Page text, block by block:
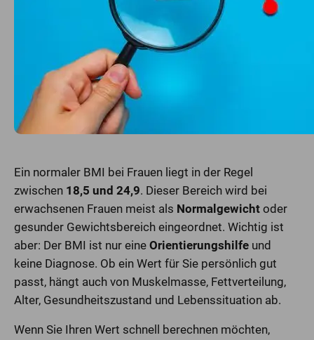
Ein normaler BMI bei Frauen liegt in der Regel
zwischen 18,5 und 24,9. Dieser Bereich wird bei
erwachsenen Frauen meist als Normalgewicht oder
gesunder Gewichtsbereich eingeordnet. Wichtig ist
aber: Der BMI ist nur eine Orientierungshilfe und
keine Diagnose. Ob ein Wert für Sie persönlich gut
passt, hängt auch von Muskelmasse, Fettverteilung,
Alter, Gesundheitszustand und Lebenssituation ab.
Wenn Sie Ihren Wert schnell berechnen möchten,